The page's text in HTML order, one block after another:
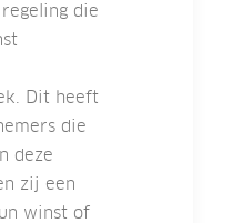
die
Dit heeft
die
deze
zij een
winst of